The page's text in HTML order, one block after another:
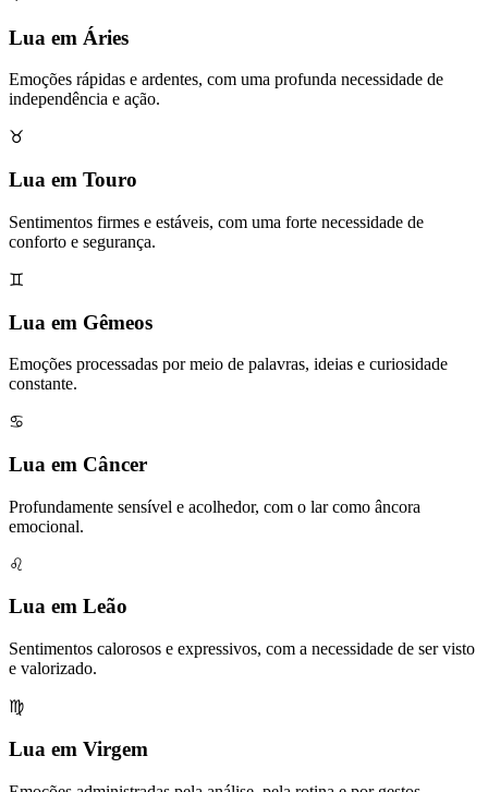
Lua em Áries
Emoções rápidas e ardentes, com uma profunda necessidade de
independência e ação.
♉
Lua em Touro
Sentimentos firmes e estáveis, com uma forte necessidade de
conforto e segurança.
♊
Lua em Gêmeos
Emoções processadas por meio de palavras, ideias e curiosidade
constante.
♋
Lua em Câncer
Profundamente sensível e acolhedor, com o lar como âncora
emocional.
♌
Lua em Leão
Sentimentos calorosos e expressivos, com a necessidade de ser visto
e valorizado.
♍
Lua em Virgem